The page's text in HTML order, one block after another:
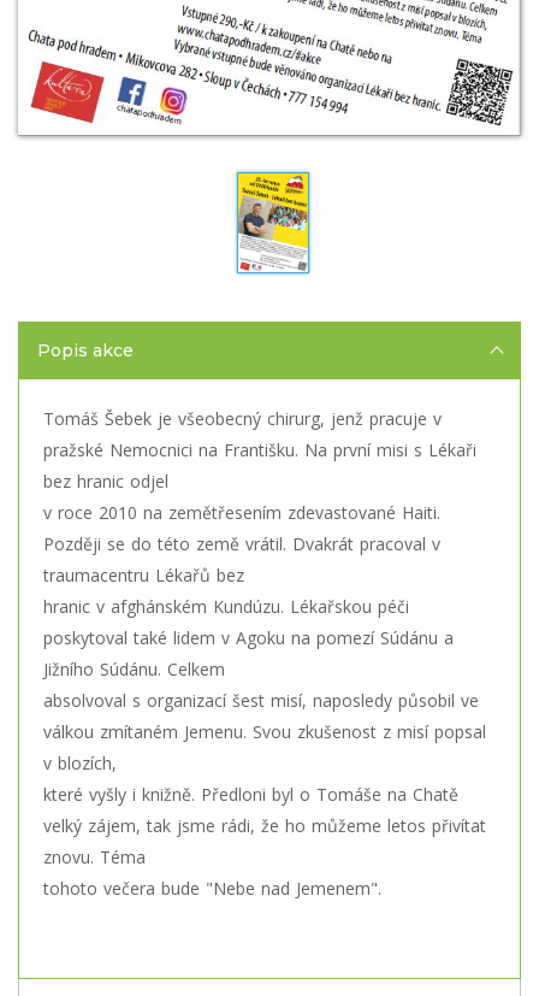
Popis akce
Tomáš Šebek je všeobecný chirurg, jenž pracuje v
pražské Nemocnici na Františku. Na první misi s Lékaři
bez hranic odjel
v roce 2010 na zemětřesením zdevastované Haiti.
Později se do této země vrátil. Dvakrát pracoval v
traumacentru Lékařů bez
hranic v afghánském Kundúzu. Lékařskou péči
poskytoval také lidem v Agoku na pomezí Súdánu a
Jižního Súdánu. Celkem
absolvoval s organizací šest misí, naposledy působil ve
válkou zmítaném Jemenu. Svou zkušenost z misí popsal
v blozích,
které vyšly i knižně. Předloni byl o Tomáše na Chatě
velký zájem, tak jsme rádi, že ho můžeme letos přivítat
znovu. Téma
tohoto večera bude "Nebe nad Jemenem".